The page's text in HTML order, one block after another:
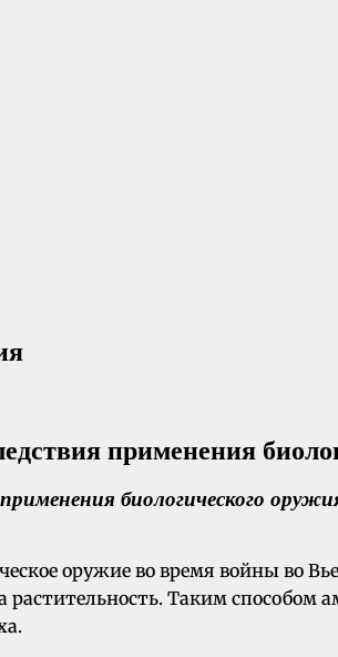
биологического
оружие во время войны во
растительность. Таким